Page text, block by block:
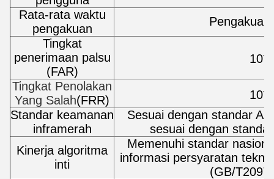
Rata-rata waktu
pengakuan
Pengakuan
Tingkat
penerimaan palsu
(FAR)
10-7
Tingkat Penolakan
Yang Salah(FRR) 10-3
Standar keamanan
inframerah
Sesuai dengan standar
sesuai dengan
Kinerja algoritma
inti
Memenuhi standar
informasi persyaratan
(GB/